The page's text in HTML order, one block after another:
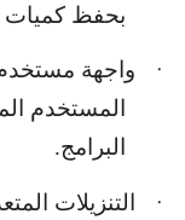
بحفظ كميات
·
واجهة
المستخدم
البرامج.
·
التنزيلات